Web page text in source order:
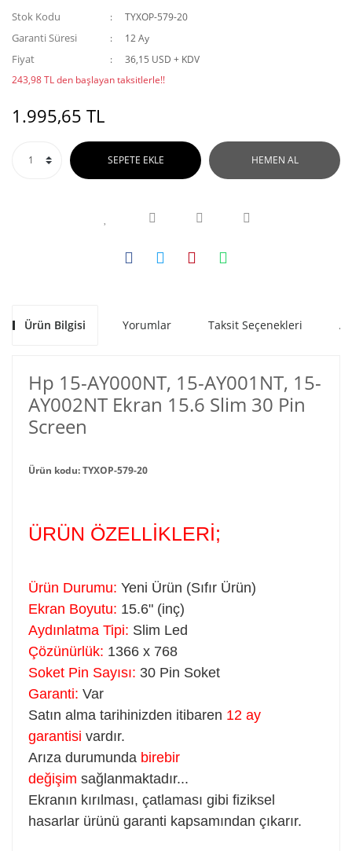
Stok Kodu TYXOP-579-20
Garanti Süresi 12 Ay
Fiyat
36,15 USD + KDV
243,98 TL den başlayan taksitlerle!!
1.995,65 TL
SEPETE EKLE HEMEN AL
Ürün Bilgisi Yorumlar Taksit Seçenekleri
Hp 15-AY000NT, 15-AY001NT, 15-
AY002NT Ekran 15.6 Slim 30 Pin
Screen
Ürün kodu: TYXOP-579-20
ÜRÜN ÖZELLİKLERİ;
Ürün Durumu: Yeni Ürün (Sıfır Ürün)
Ekran Boyutu: 15.6" (inç)
Aydınlatma Tipi: Slim Led
Çözünürlük: 1366 x 768
Soket Pin Sayısı: 30 Pin Soket
Garanti: Var
Satın alma tarihinizden itibaren 12 ay
garantisi vardır.
Arıza durumunda birebir
değişim sağlanmaktadır...
Ekranın kırılması, çatlaması gibi fiziksel
hasarlar ürünü garanti kapsamından çıkarır.